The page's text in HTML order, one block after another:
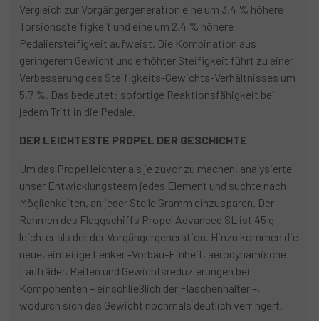
Vergleich zur Vorgängergeneration eine um 3,4 % höhere
Torsionssteifigkeit und eine um 2,4 % höhere
Pedaliersteifigkeit aufweist. Die Kombination aus
geringerem Gewicht und erhöhter Steifigkeit führt zu einer
Verbesserung des Steifigkeits-Gewichts-Verhältnisses um
5,7 %. Das bedeutet: sofortige Reaktionsfähigkeit bei
jedem Tritt in die Pedale.
DER LEICHTESTE PROPEL DER GESCHICHTE
Um das Propel leichter als je zuvor zu machen, analysierte
unser Entwicklungsteam jedes Element und suchte nach
Möglichkeiten, an jeder Stelle Gramm einzusparen. Der
Rahmen des Flaggschiffs Propel Advanced SL ist 45 g
leichter als der der Vorgängergeneration. Hinzu kommen die
neue, einteilige Lenker -Vorbau-Einheit, aerodynamische
Laufräder, Reifen und Gewichtsreduzierungen bei
Komponenten – einschließlich der Flaschenhalter –,
wodurch sich das Gewicht nochmals deutlich verringert.